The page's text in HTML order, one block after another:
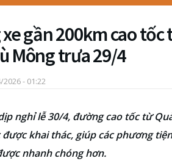
gần 200km cao tốc
Mông trưa 29/4
- 01:22
nghỉ lễ 30/4, đường cao tốc từ
khai thác, giúp các phương
nhanh chóng hơn.